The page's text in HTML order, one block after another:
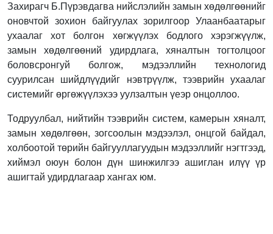
Захирагч Б.Пүрэвдагва нийслэлийн замын хөдөлгөөнийг
оновчтой зохион байгуулах зорилгоор Улаанбаатарыг
ухаалаг хот болгон хөгжүүлэх бодлого хэрэгжүүлж,
замын хөдөлгөөний удирдлага, хяналтын тогтолцоог
боловсронгуй болгож, мэдээллийн технологид
суурилсан шийдлүүдийг нэвтрүүлж, тээврийн ухаалаг
системийг өргөжүүлэхээ уулзалтын үеэр онцоллоо.
Тодруулбал, нийтийн тээврийн систем, камерын хяналт,
замын хөдөлгөөн, зогсоолын мэдээлэл, онцгой байдал,
холбоотой төрийн байгууллагуудын мэдээллийг нэгтгээд,
хиймэл оюун болон дүн шинжилгээ ашиглан илүү үр
ашигтай удирдлагаар хангах юм.